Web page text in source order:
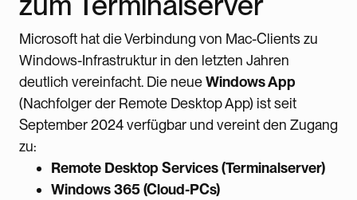
Microsoft hat die Verbindung von Mac-Clients zu
Windows-Infrastruktur in den letzten Jahren
deutlich vereinfacht. Die neueWindows App
(Nachfolger der Remote Desktop App) ist seit
September 2024 verfügbar und vereint den Zugang
zu:
Remote Desktop Services (Terminalserver)
Windows 365 (Cloud-PCs)